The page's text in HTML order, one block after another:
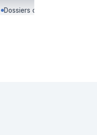
Dossiers clients